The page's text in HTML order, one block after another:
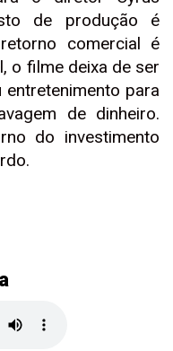
de produção é
comercial é
o filme deixa de ser
para
de dinheiro.
do investimento